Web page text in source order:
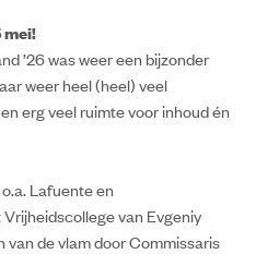
mei!
’26 was weer een bijzonder
weer heel (heel) veel
erg veel ruimte voor inhoud én
Lafuente en
van Evgeniy
de vlam door Commissaris